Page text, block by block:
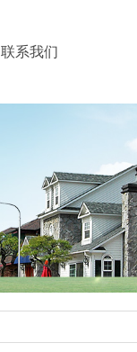
联系我们